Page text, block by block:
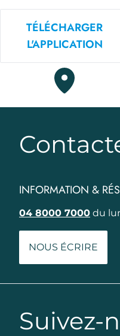
TÉLÉCHARGER
L'APPLICATION
INFORMATION &
04 8000 7000 du
NOUS ÉCRIRE
Suivez-